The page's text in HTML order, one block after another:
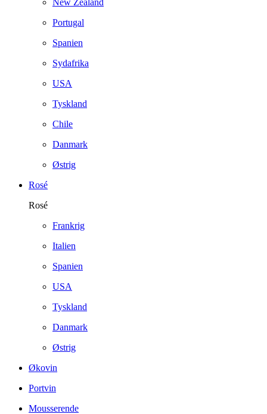
New Zealand
Portugal
Spanien
Sydafrika
USA
Tyskland
Chile
Danmark
Østrig
Rosé
Rosé
Frankrig
Italien
Spanien
USA
Tyskland
Danmark
Østrig
Økovin
Portvin
Mousserende